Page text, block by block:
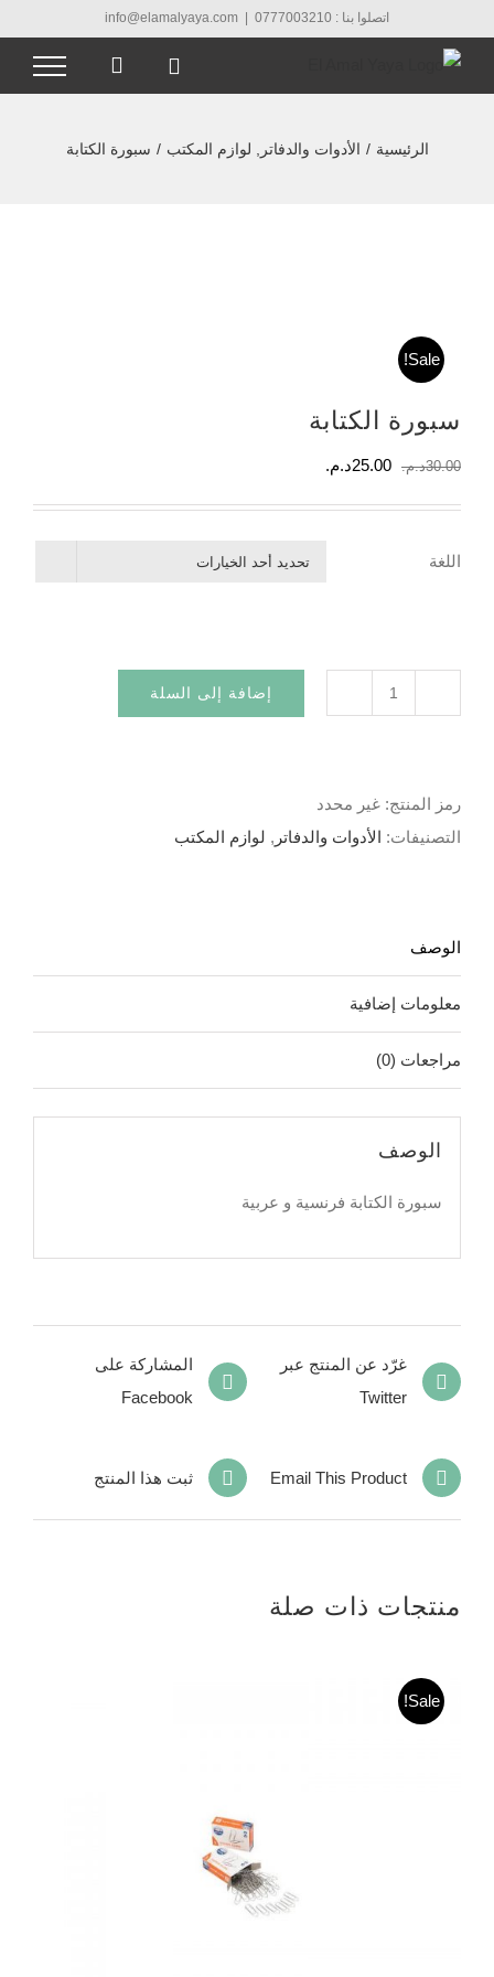
اتصلوا بنا : 0777003210 info@elamalyaya.com
الرئيسية / الأدوات والدفاتر , لوازم المكتب / سبورة الكتابة
Sale!
سبورة الكتابة
30.00د.م. السعر
25.00د.م.
25.00د.م..
اللغة
إضافة إلى السلة
رمز المنتج: غير محدد
التصنيفات: الأدوات والدفاتر , لوازم المكتب
الوصف
معلومات إضافية
مراجعات (0)
الوصف
سبورة الكتابة فرنسية و عربية
المشاركة على
Facebook
غرّد عن المنتج عبر
Twitter
ثبت هذا المنتج Email This Product
منتجات ذات صلة
Sale!